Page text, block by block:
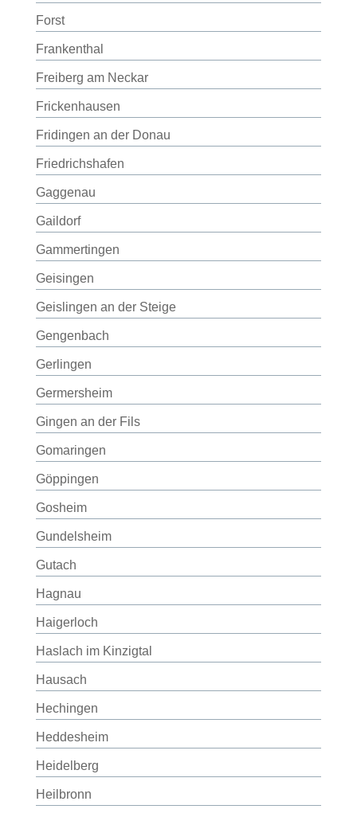
Forst
Frankenthal
Freiberg am Neckar
Frickenhausen
Fridingen an der Donau
Friedrichshafen
Gaggenau
Gaildorf
Gammertingen
Geisingen
Geislingen an der Steige
Gengenbach
Gerlingen
Germersheim
Gingen an der Fils
Gomaringen
Göppingen
Gosheim
Gundelsheim
Gutach
Hagnau
Haigerloch
Haslach im Kinzigtal
Hausach
Hechingen
Heddesheim
Heidelberg
Heilbronn